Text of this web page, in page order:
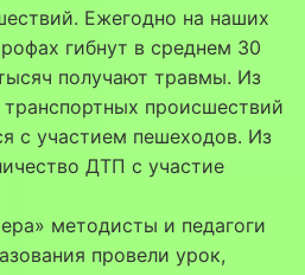
Ежегодно на наших
гибнут в среднем 30
получают травмы. Из
происшествий
с участием пешеходов. Из
ДТП с участие
методисты и педагоги
провели урок,